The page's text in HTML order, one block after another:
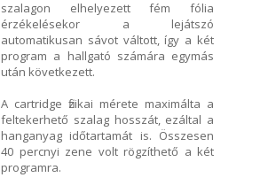
szalagon elhelyezett fém fólia
érzékelésekor a lejátszó
automatikusan sávot váltott, így a két
program a hallgató számára egymás
után következett.
A cartridge fizikai mérete maximálta a
feltekerhető szalag hosszát, ezáltal a
hanganyag időtartamát is. Összesen
40 percnyi zene volt rögzíthető a két
programra.